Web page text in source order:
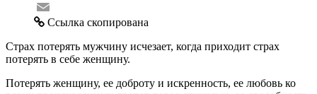
Email
Ссылка скопирована
Страх потерять мужчину исчезает, когда приходит страх
потерять в себе женщину.
Потерять женщину, ее доброту и искренность, ее любовь ко